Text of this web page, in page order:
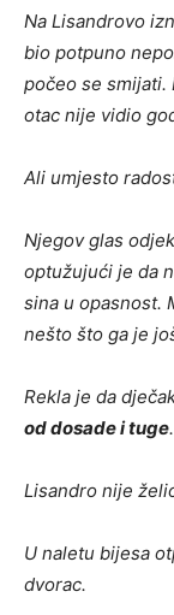
Na Lisandrovo
bio potpuno
počeo se smijati.
otac nije vidio
Ali umjesto
Njegov glas
optužujući je da
sina u opasnost.
nešto što ga je
Rekla je da
od dosade i tuge.
Lisandro nije
U naletu bijesa
dvorac.